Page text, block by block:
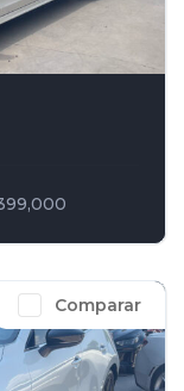
Comparar